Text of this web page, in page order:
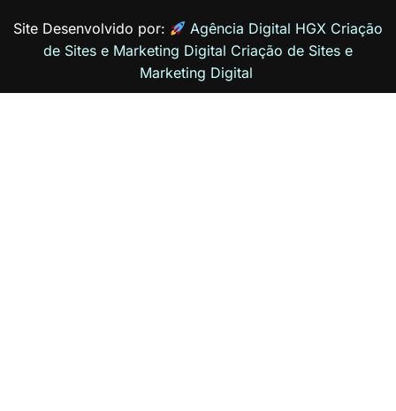
Site Desenvolvido por:
Agência Digital HGX Criação
de Sites e Marketing Digital Criação de Sites e
Marketing Digital